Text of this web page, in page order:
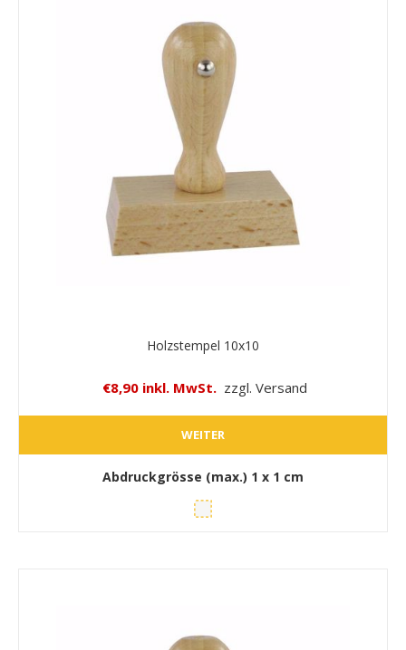
Holzstempel 10x10
€8,90 inkl. MwSt. zzgl. Versand
WEITER
Abdruckgrösse (max.) 1 x 1 cm